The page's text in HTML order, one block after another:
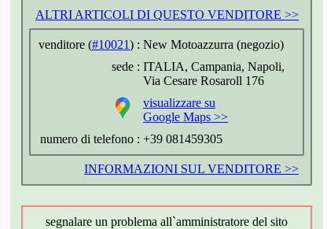
ALTRI ARTICOLI DI QUESTO VENDITORE >>
venditore (#10021) : New Motoazzurra (negozio)
sede : ITALIA, Campania, Napoli,
Via Cesare Rosaroll 176
visualizzare su
Google Maps >>
numero di telefono : +39 081459305
INFORMAZIONI SUL VENDITORE >>
segnalare un problema all`amministratore del sito